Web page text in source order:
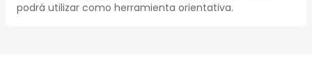
podrá utilizar como herramienta orientativa.